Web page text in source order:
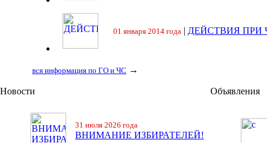
01 января 2014 года | ДЕЙСТВИЯ ПРИ
вся информация по ГО и ЧС →
Новости
31 июля 2026 года
ВНИМАНИЕ ИЗБИРАТЕЛЕЙ!
Объявления